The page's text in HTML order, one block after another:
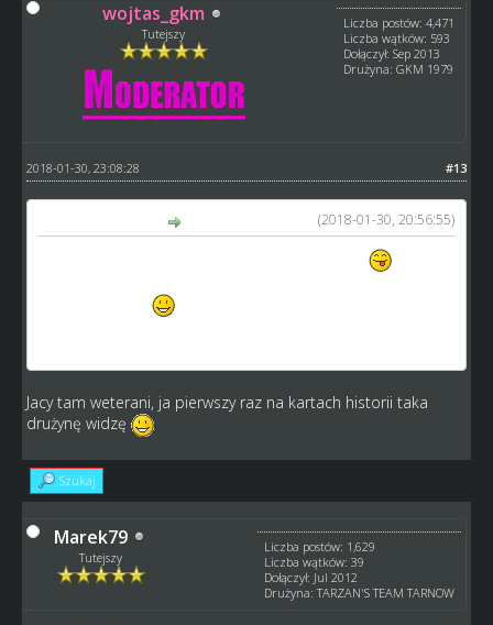
wojtas_gkm
Tutejszy
Liczba postów: 4,471
Liczba wątków: 593
Dołączył: Sep 2013
Drużyna: GKM 1979
#13
2018-01-30, 23:08:28
(2018-01-30, 20:56:55)
Jacy tam weterani, ja pierwszy raz na kartach historii taka
drużynę widzę
Szukaj
Marek79
Tutejszy
Liczba postów: 1,629
Liczba wątków: 39
Dołączył: Jul 2012
Drużyna: TARZAN'S TEAM TARNOW